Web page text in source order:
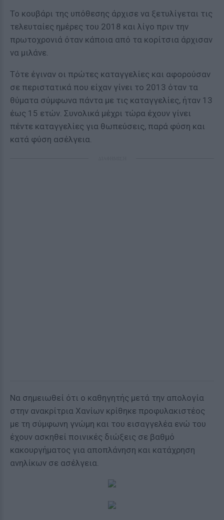
Το κουβάρι της υπόθεσης άρχισε να ξετυλίγεται τις
τελευταίες ημέρες του 2018 και λίγο πριν την
πρωτοχρονιά όταν κάποια από τα κορίτσια άρχισαν
να μιλάνε.
Τότε έγιναν οι πρώτες καταγγελίες και αφορούσαν
σε περιστατικά που είχαν γίνει το 2013 όταν τα
θύματα σύμφωνα πάντα με τις καταγγελίες, ήταν 13
έως 15 ετών. Συνολικά μέχρι τώρα έχουν γίνει
πέντε καταγγελίες για θωπεύσεις, παρά φύση και
κατά φύση ασέλγεια.
Να σημειωθεί ότι ο καθηγητής μετά την απολογία
στην ανακρίτρια Χανίων κρίθηκε προφυλακιστέος
με τη σύμφωνη γνώμη και του εισαγγελέα ενώ του
έχουν ασκηθεί ποινικές διώξεις σε βαθμό
κακουργήματος για αποπλάνηση και κατάχρηση
ανηλίκων σε ασέλγεια.